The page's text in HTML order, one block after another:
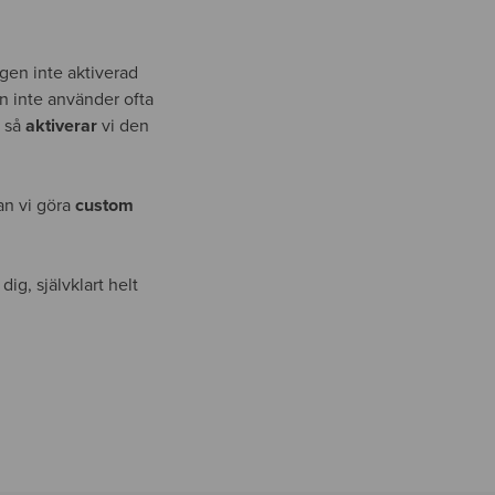
inte aktiverad
inte använder ofta
såaktiverar vi den
vi göra custom
självklart helt